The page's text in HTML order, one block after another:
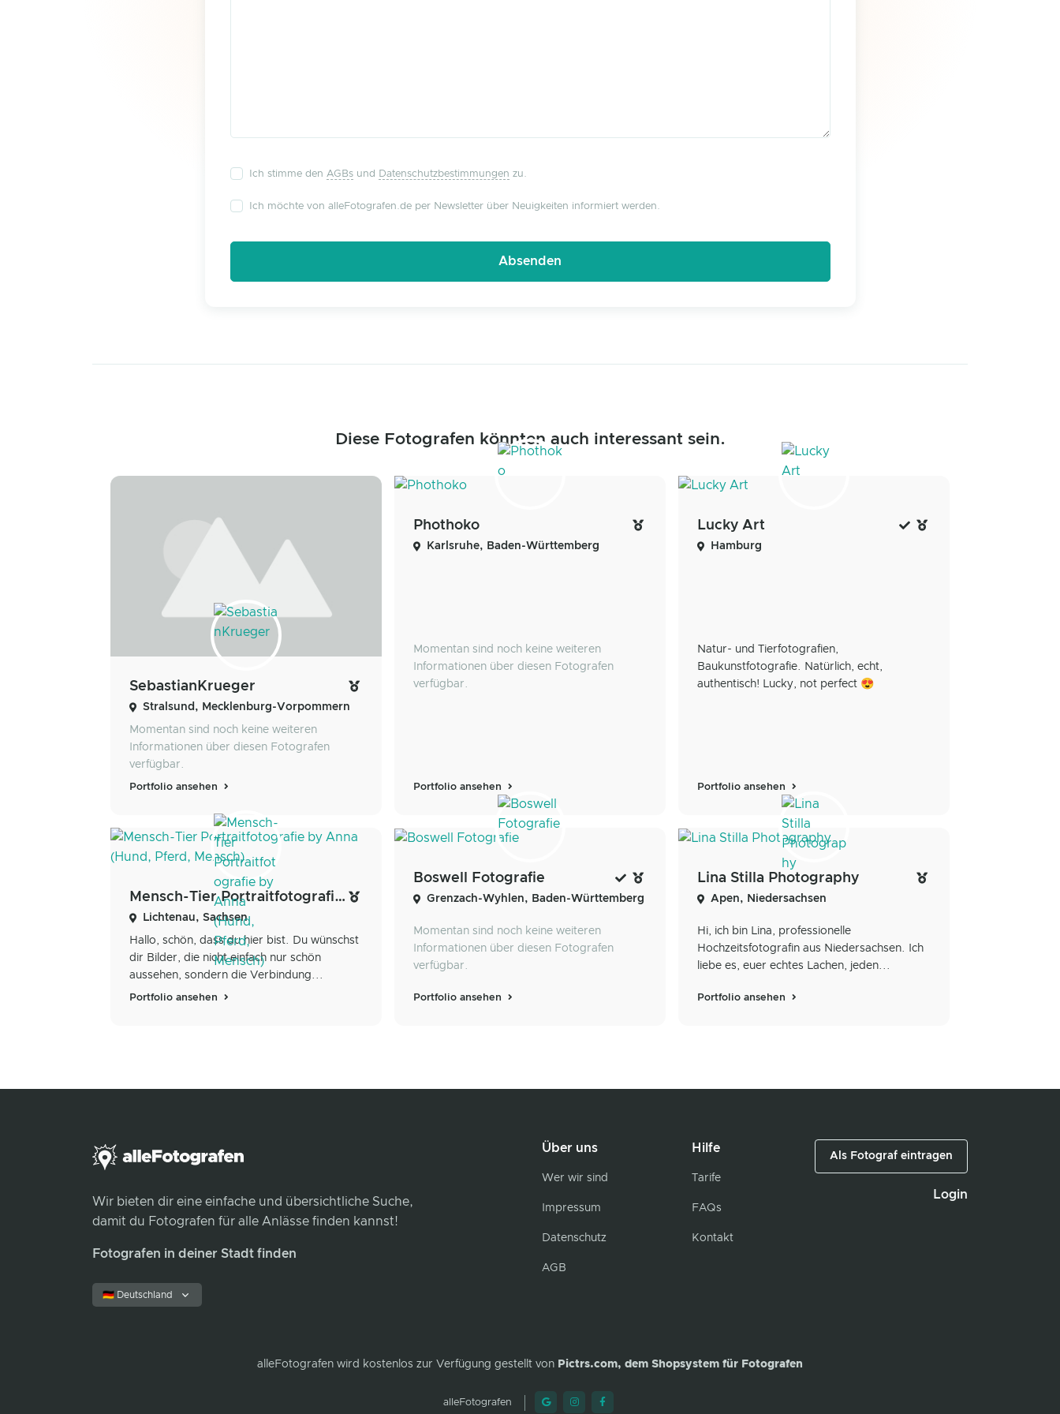
Ich stimme den AGBsund Datenschutzbestimmungen zu.
Ich möchte von alleFotografen.de per Newsletter über Neuigkeiten informiert werden.
Diese Fotografen könnten auch interessant sein.
SebastianKrueger
Stralsund, Mecklenburg-Vorpommern
Momentan sind noch keine weiteren
Informationen über diesen Fotografen
verfügbar.
Portfolio ansehen
Phothoko
Karlsruhe, Baden-Württemberg
Momentan sind noch keine weiteren
Informationen über diesen Fotografen
verfügbar.
Portfolio ansehen
Lucky Art
Hamburg
Natur- und Tierfotografien,
Baukunstfotografie. Natürlich, echt,
authentisch! Lucky, not perfect 😍
Portfolio ansehen
Mensch-Tier Portraitfotografie by Anna (Hund, Pferd, Mensch)
Lichtenau, Sachsen
Hallo, schön, dass du hier bist. Du wünschst
dir Bilder, die nicht einfach nur schön
aussehen, sondern die Verbindung...
Portfolio ansehen
Boswell Fotografie
Grenzach-Wyhlen, Baden-Württemberg
Momentan sind noch keine weiteren
Informationen über diesen Fotografen
verfügbar.
Portfolio ansehen
Lina Stilla Photography
Apen, Niedersachsen
Hi, ich bin Lina, professionelle
Hochzeitsfotografin aus Niedersachsen. Ich
liebe es, euer echtes Lachen, jeden...
Portfolio ansehen
Wir bieten dir eine einfache und übersichtliche Suche,
damit du Fotografen für alle Anlässe finden kannst!
Fotografen in deiner Stadt finden
🇩🇪 Deutschland
Über uns
Wer wir sind
Impressum
Datenschutz
AGB
Hilfe
Tarife
FAQs
Kontakt
Als Fotograf eintragen
Login
alleFotografen wird kostenlos zur Verfügung gestellt von Pictrs.com, dem Shopsystem für Fotografen
alleFotografen